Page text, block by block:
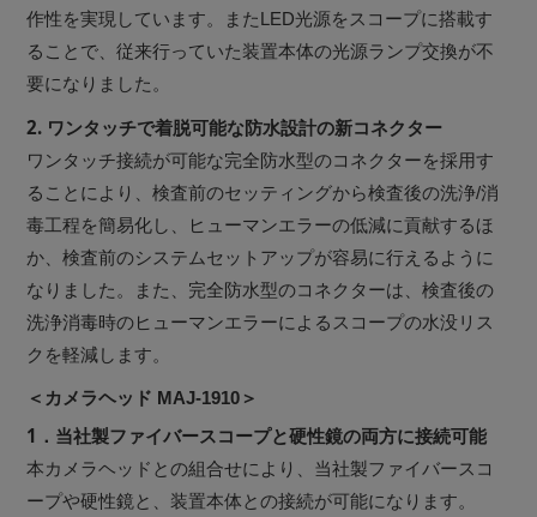
作性を実現しています。またLED光源をスコープに搭載す
ることで、従来行っていた装置本体の光源ランプ交換が不
要になりました。
2. ワンタッチで着脱可能な防水設計の新コネクター
ワンタッチ接続が可能な完全防水型のコネクターを採用す
ることにより、検査前のセッティングから検査後の洗浄/消
毒工程を簡易化し、ヒューマンエラーの低減に貢献するほ
か、検査前のシステムセットアップが容易に行えるように
なりました。また、完全防水型のコネクターは、検査後の
洗浄消毒時のヒューマンエラーによるスコープの水没リス
クを軽減します。
＜カメラヘッド MAJ-1910＞
1．当社製ファイバースコープと硬性鏡の両方に接続可能
本カメラヘッドとの組合せにより、当社製ファイバースコ
ープや硬性鏡と、装置本体との接続が可能になります。